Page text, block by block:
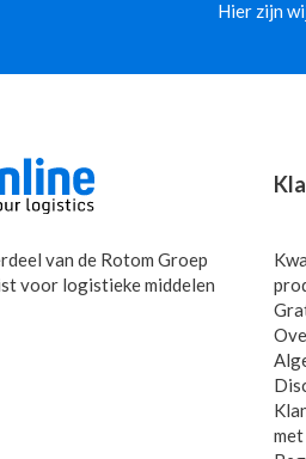
Hier zijn
van de Rotom Groep
voor logistieke middelen